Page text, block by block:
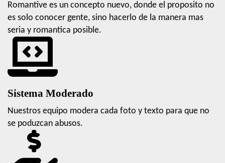
Romantive es un concepto nuevo, donde el proposito no
es solo conocer gente, sino hacerlo de la manera mas
seria y romantica posible.
Sistema Moderado
Nuestros equipo modera cada foto y texto para que no
se poduzcan abusos.